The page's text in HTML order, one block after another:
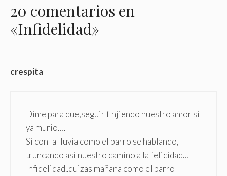
20 comentarios en
«Infidelidad»
crespita
Dime para que,seguir finjiendo nuestro amor si
ya murio….
Si con la lluvia como el barro se hablando,
truncando asi nuestro camino a la felicidad…
Infidelidad..quizas mañana como el barro